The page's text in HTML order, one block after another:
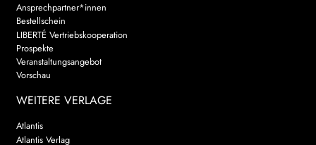
Ansprechpartner*innen
Bestellschein
LIBERTÉ Vertriebskooperation
Prospekte
Veranstaltungsangebot
Vorschau
WEITERE VERLAGE
Atlantis
Atlantis Verlag